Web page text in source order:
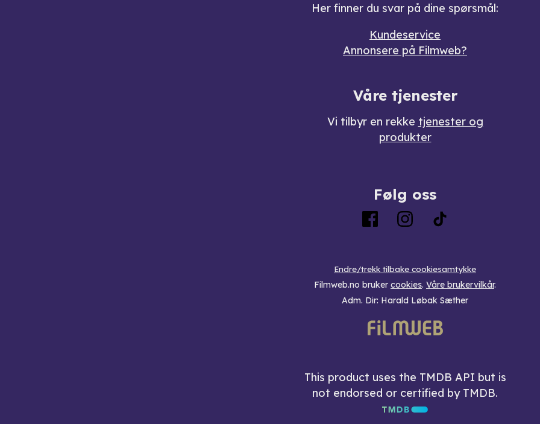
Her finner du svar på dine spørsmål:
Kundeservice
Annonsere på Filmweb?
Våre tjenester
Vi tilbyr en rekke tjenester og
produkter
Følg oss
Endre/trekk tilbake cookiesamtykke
Filmweb.no bruker cookies. Våre brukervilkår.
Adm. Dir: Harald Løbak Sæther
This product uses the TMDB API but is
not endorsed or certified by TMDB.